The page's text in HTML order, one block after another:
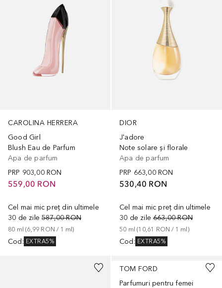
CAROLINA HERRERA
Good Girl
Blush Eau de Parfum
Apa de parfum
PRP 903,00 RON
559,00 RON
Cel mai mic preț din ultimele
30 de zile 587,00 RON
80 ml (6,99 RON / 1 ml)
Cod : EXTRA5%
DIOR
J'adore
Note solare și florale
Apa de parfum
PRP 663,00 RON
530,40 RON
Cel mai mic preț din ultimele
30 de zile 663,00 RON
50 ml (10,61 RON / 1 ml)
Cod : EXTRA5%
TOM FORD
Parfumuri pentru femei